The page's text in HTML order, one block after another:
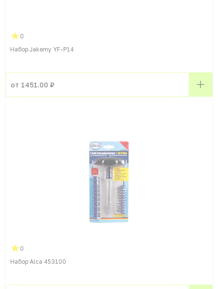
0
Набор Jakemy YF-P14
от 1451.00 ₽
0
Набор Alca 453100